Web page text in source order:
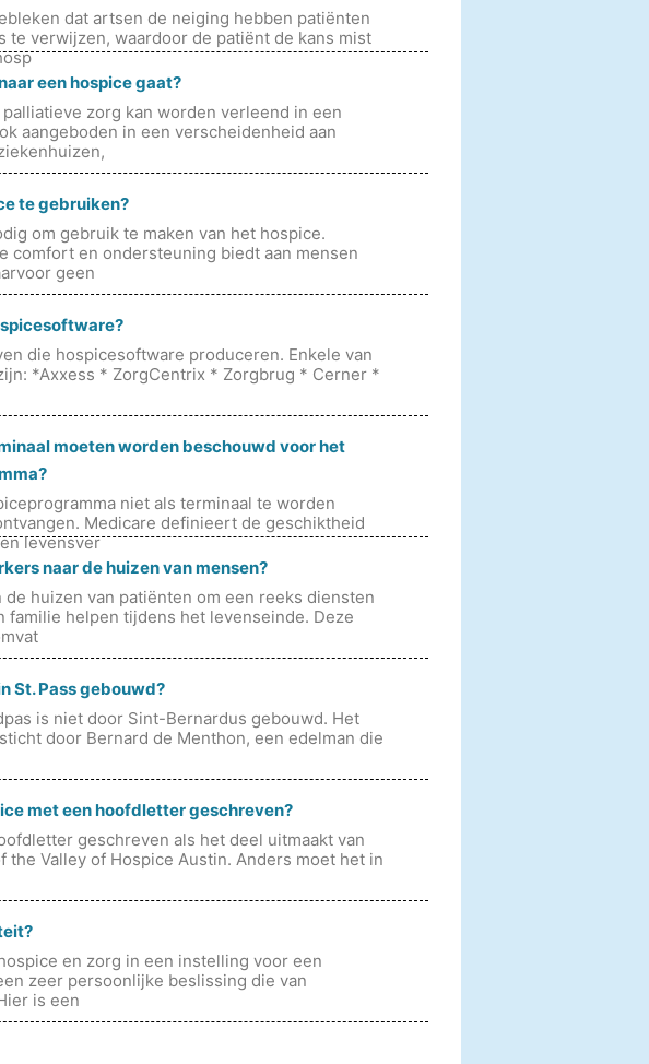
dat artsen de neiging hebben patiënten
te verwijzen, waardoor de patiënt de kans mist
een hospice gaat?
zorg kan worden verleend in een
aangeboden in een verscheidenheid aan
te gebruiken?
om gebruik te maken van het hospice.
comfort en ondersteuning biedt aan mensen
geen
die hospicesoftware produceren. Enkele van
*Axxess * ZorgCentrix * Zorgbrug * Cerner *
moeten worden beschouwd voor het
niet als terminaal te worden
Medicare definieert de geschiktheid
levensver
naar de huizen van mensen?
huizen van patiënten om een ​​reeks diensten
helpen tijdens het levenseinde. Deze
St. Pass gebouwd?
is niet door Sint-Bernardus gebouwd. Het
door Bernard de Menthon, een edelman die
met een hoofdletter geschreven?
geschreven als het deel uitmaakt van
the Valley of Hospice Austin. Anders moet het in
en zorg in een instelling voor een
zeer persoonlijke beslissing die van
is een